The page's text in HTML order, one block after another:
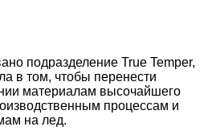
подразделение True Temper,
в том, чтобы перенести
материалам высочайшего
процессам и
на лед.